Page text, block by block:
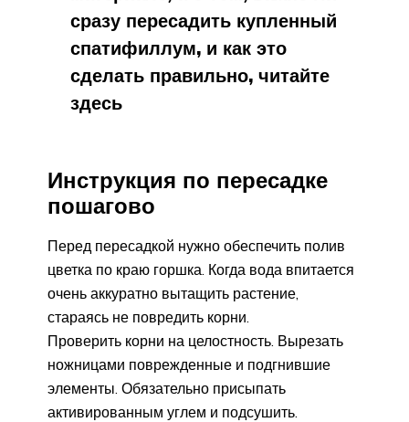
сразу пересадить купленный
спатифиллум, и как это
сделать правильно, читайте
здесь
Инструкция по пересадке
пошагово
Перед пересадкой нужно обеспечить полив
цветка по краю горшка. Когда вода впитается
очень аккуратно вытащить растение,
стараясь не повредить корни.
Проверить корни на целостность. Вырезать
ножницами поврежденные и подгнившие
элементы. Обязательно присыпать
активированным углем и подсушить.